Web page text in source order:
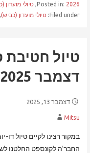
Posted in: 2026
, טיולי מועדון
Filed under: טיולי מועדון (כביש),
טיול
דצמבר 2025
דצמבר 13, 2025
Mitsu
במקור רצינו לקיים טיול
החבר'ה לקונספט החלטנו